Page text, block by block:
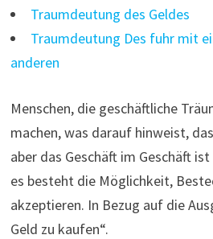
Traumdeutung des Geldes
Traumdeutung Des fuhr mit
anderen
Menschen, die geschäftliche
machen, was darauf hinweist,
aber das Geschäft im Geschäft
es besteht die Möglichkeit,
akzeptieren. In Bezug auf die
Geld zu kaufen“.